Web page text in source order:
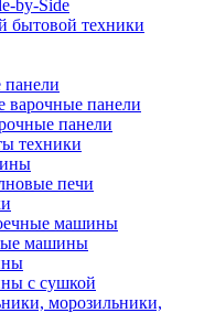
by-Side
бытовой техники
панели
панели
панели
техники
печи
машины
машины
с сушкой
морозильники,